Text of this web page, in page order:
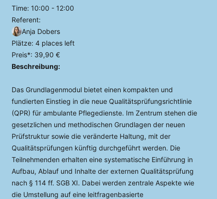
Time: 10:00 - 12:00
Referent:
Anja Dobers
Plätze: 4 places left
Preis*: 39,90 €
Beschreibung:
Das Grundlagenmodul bietet einen kompakten und
fundierten Einstieg in die neue Qualitätsprüfungsrichtlinie
(QPR) für ambulante Pflegedienste. Im Zentrum stehen die
gesetzlichen und methodischen Grundlagen der neuen
Prüfstruktur sowie die veränderte Haltung, mit der
Qualitätsprüfungen künftig durchgeführt werden. Die
Teilnehmenden erhalten eine systematische Einführung in
Aufbau, Ablauf und Inhalte der externen Qualitätsprüfung
nach § 114 ff. SGB XI. Dabei werden zentrale Aspekte wie
die Umstellung auf eine leitfragenbasierte